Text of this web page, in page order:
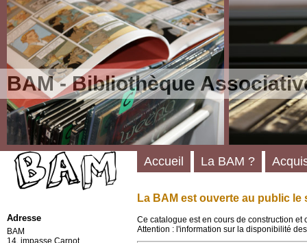
BAM - Bibliothèque
La BAM est ouverte au public le
Ce catalogue est en cours de construction
Attention : l'information sur la disponibilité
Accueil La BAM ?
Adresse
BAM
14, impasse Carnot